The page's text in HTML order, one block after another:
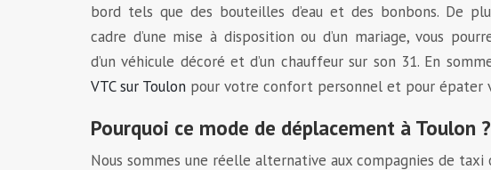
bord tels que des bouteilles d’eau et des bonbons. De
cadre d’une mise à disposition ou d’un mariage, vous
d’un véhicule décoré et d’un chauffeur sur son 31. En
VTC sur Toulon pour votre confort personnel et pour épater
Pourquoi ce mode de déplacement à Toulon ?
Nous sommes une réelle alternative aux compagnies de